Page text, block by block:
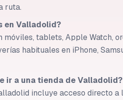
ruta.
en Valladolid?
móviles, tablets, Apple Watch,
habituales en iPhone,
ir a una tienda de Valladolid?
incluye acceso directo a